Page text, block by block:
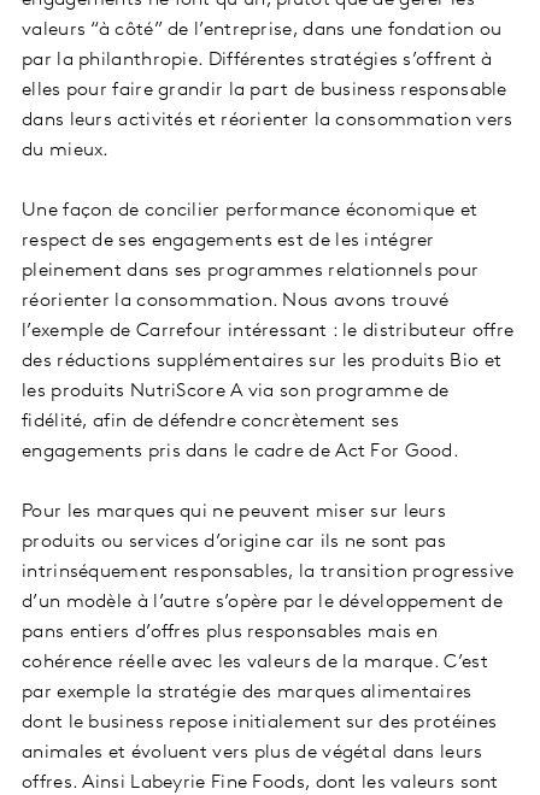
valeurs “à côté” de l’entreprise, dans une fondation ou
par la philanthropie. Différentes stratégies s’offrent à
elles pour faire grandir la part de business responsable
dans leurs activités et réorienter la consommation vers
du mieux.
Une façon de concilier performance économique et
respect de ses engagements est de les intégrer
pleinement dans ses programmes relationnels pour
réorienter la consommation. Nous avons trouvé
l’exemple de Carrefour intéressant : le distributeur offre
des réductions supplémentaires sur les produits Bio et
les produits NutriScore A via son programme de
fidélité, afin de défendre concrètement ses
engagements pris dans le cadre de Act For Good.
Pour les marques qui ne peuvent miser sur leurs
produits ou services d’origine car ils ne sont pas
intrinséquement responsables, la transition progressive
d’un modèle à l’autre s’opère par le développement de
pans entiers d’offres plus responsables mais en
cohérence réelle avec les valeurs de la marque. C’est
par exemple la stratégie des marques alimentaires
dont le business repose initialement sur des protéines
animales et évoluent vers plus de végétal dans leurs
offres. Ainsi Labeyrie Fine Foods, dont les valeurs sont